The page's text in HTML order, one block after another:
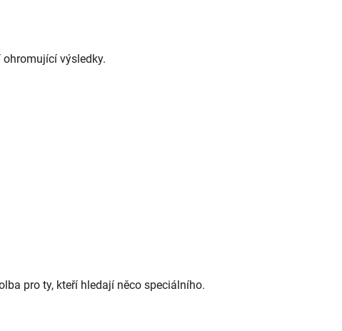
výsledky.
pro ty, kteří hledají něco speciálního.